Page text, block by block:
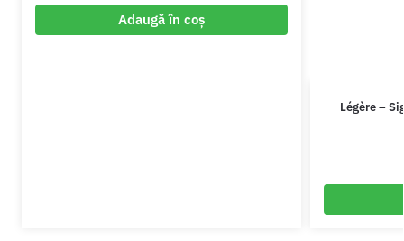
Adaugă în coș
Légère –